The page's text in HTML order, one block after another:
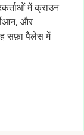
मेंक्राउन
और
सफ़ापैलेसमें